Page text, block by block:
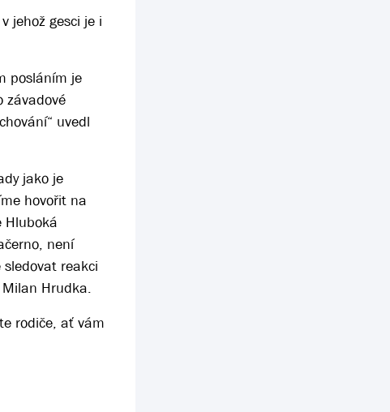
jehož gesci je i
posláním je
závadové
uvedl
jako je
hovořit na
Hluboká
není
reakci
Hrudka.
rodiče, ať vám